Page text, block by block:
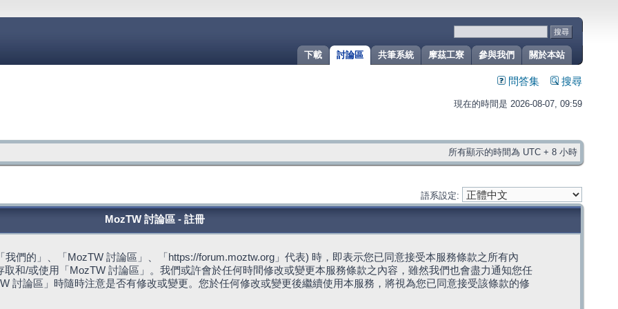
關於本站
參與我們
摩茲工寮
共筆系統
討論區
下載
問答集 搜尋
現在的時間是 2026-08-07, 09:59
所有顯示的時間為 UTC + 8 小時
語系設定:
MozTW 討論區 - 註冊
們的」、「MozTW 討論區」、「https://forum.moztw.org」代表) 時，即表示您已同意接受本服務條款之所有內
和/或使用「MozTW 討論區」。我們或許會於任何時間修改或變更本服務條款之內容，雖然我們也會盡力通知您任
討論區」時隨時注意是否有修改或變更。您於任何修改或變更後繼續使用本服務，將視為您已同意接受該條款的修